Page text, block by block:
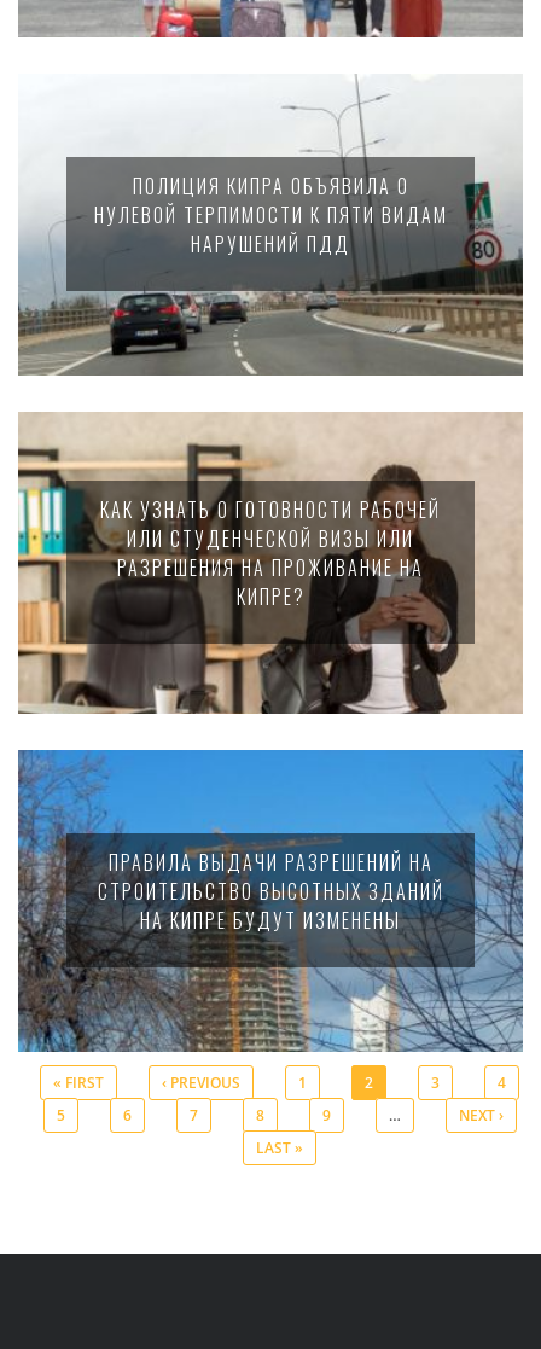
ПОЛИЦИЯ КИПРА ОБЪЯВИЛА О
НУЛЕВОЙ ТЕРПИМОСТИ К ПЯТИ ВИДАМ
НАРУШЕНИЙ ПДД
КАК УЗНАТЬ О ГОТОВНОСТИ РАБОЧЕЙ
ИЛИ СТУДЕНЧЕСКОЙ ВИЗЫ ИЛИ
РАЗРЕШЕНИЯ НА ПРОЖИВАНИЕ НА
КИПРЕ?
ПРАВИЛА ВЫДАЧИ РАЗРЕШЕНИЙ НА
СТРОИТЕЛЬСТВО ВЫСОТНЫХ ЗДАНИЙ
НА КИПРЕ БУДУТ ИЗМЕНЕНЫ
Pages
« FIRST ‹ PREVIOUS 1 2 3
4
5
6 7 8 9 …
NEXT ›
LAST »